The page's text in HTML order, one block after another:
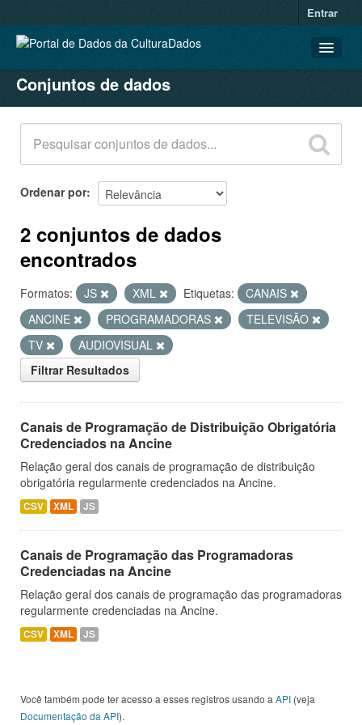
Entrar
CONJUNTOS DE DADOS
ORGANIZAÇÕES
GRUPOS
SOBRE
Conjuntos de dados
Ordenar por
2 conjuntos de dados
encontrados
Formatos: JS XML Etiquetas:
CANAIS
ANCINE
PROGRAMADORAS
TELEVISÃO
TV
AUDIOVISUAL
Filtrar Resultados
Canais de Programação de Distribuição Obrigatória
Credenciados na Ancine
Relação geral dos canais de programação de distribuição
obrigatória regularmente credenciados na Ancine.
CSV XML JS
Canais de Programação das Programadoras
Credenciadas na Ancine
Relação geral dos canais de programação das programadoras
regularmente credenciadas na Ancine.
CSV XML JS
Você também pode ter acesso a esses registros usando a API (veja
Documentação da API).